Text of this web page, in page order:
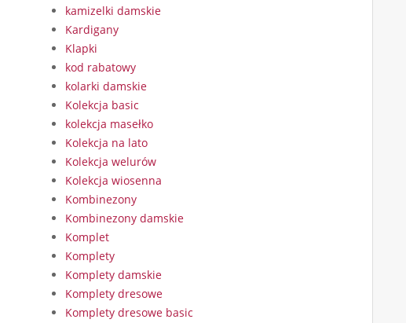
kamizelki damskie
Kardigany
Klapki
kod rabatowy
kolarki damskie
Kolekcja basic
kolekcja masełko
Kolekcja na lato
Kolekcja welurów
Kolekcja wiosenna
Kombinezony
Kombinezony damskie
Komplet
Komplety
Komplety damskie
Komplety dresowe
Komplety dresowe basic